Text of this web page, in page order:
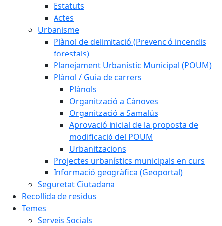
Estatuts
Actes
Urbanisme
Plànol de delimitació (Prevenció incendis
forestals)
Planejament Urbanístic Municipal (POUM)
Plànol / Guia de carrers
Plànols
Organització a Cànoves
Organització a Samalús
Aprovació inicial de la proposta de
modificació del POUM
Urbanitzacions
Projectes urbanístics municipals en curs
Informació geogràfica (Geoportal)
Seguretat Ciutadana
Recollida de residus
Temes
Serveis Socials